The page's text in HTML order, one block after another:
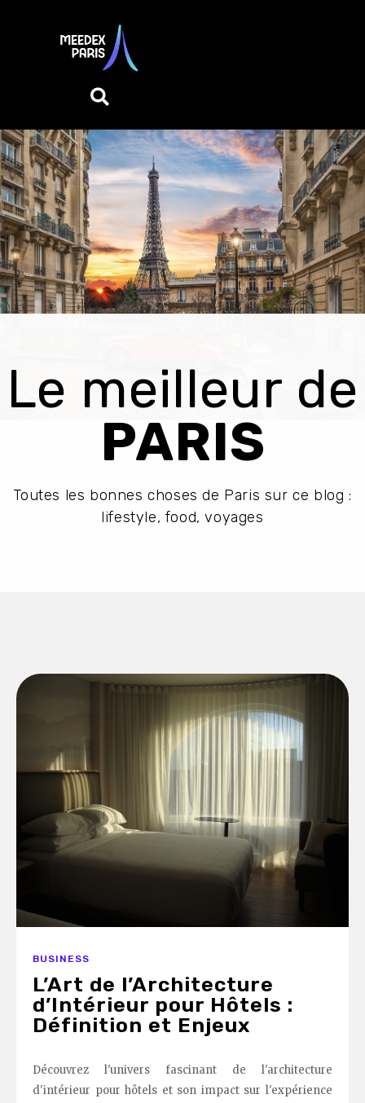
Le meilleur de
PARIS
Toutes les bonnes choses de Paris sur ce blog :
lifestyle, food, voyages
BUSINESS
L’Art de l’Architecture
d’Intérieur pour Hôtels :
Définition et Enjeux
Découvrez l'univers fascinant de l'architecture
d'intérieur pour hôtels et son impact sur l'expérience